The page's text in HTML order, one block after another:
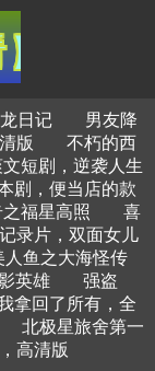
日记
男友降
版
不朽的西
文短剧，逆袭人生
剧，便当店的款
福星高照
喜
记录片，双面女儿
人鱼之大海怪传
英雄
强盗
拿回了所有，全
北极星旅舍第一
高清版